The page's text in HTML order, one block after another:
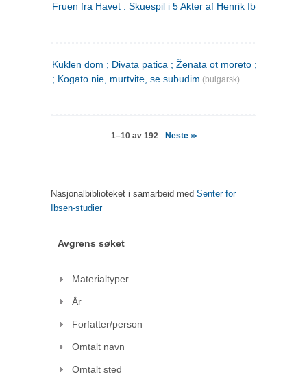
Fruen fra Havet : Skuespil i 5 Akter af Henrik Ibsen
Kuklen dom ; Divata patica ; Ženata ot moreto ; Malkijat
; Kogato nie, murtvite, se subudim (bulgarsk)
1–10 av 192 Neste >>
Nasjonalbiblioteket i samarbeid med Senter for
Ibsen-studier
Avgrens søket
Materialtyper
År
Forfatter/person
Omtalt navn
Omtalt sted